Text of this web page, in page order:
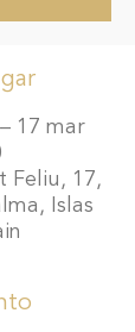
17 mar
Feliu, 17,
Islas